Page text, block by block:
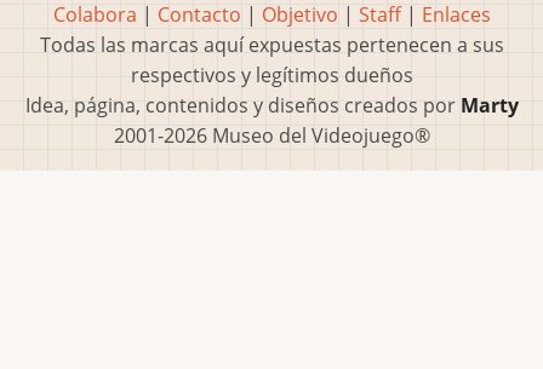
Colabora | Contacto | Objetivo | Staff| Enlaces
Todas las marcas aquí expuestas pertenecen a sus
respectivos y legítimos dueños
Idea, página, contenidos y diseños creados por Marty
2001-2026 Museo del Videojuego®